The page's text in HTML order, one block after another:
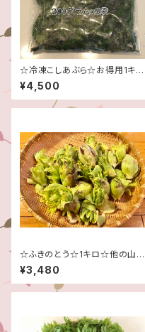
☆冷凍こしあぶら☆お得用1キロ
グラム！☆山菜の女王☆信州産
♪☆コシアブラ☆
¥4,500
☆ふきのとう☆1キロ☆他の山菜
との同梱不可☆予約販売３月中
頃～４月頃の発送予定です☆
¥3,480